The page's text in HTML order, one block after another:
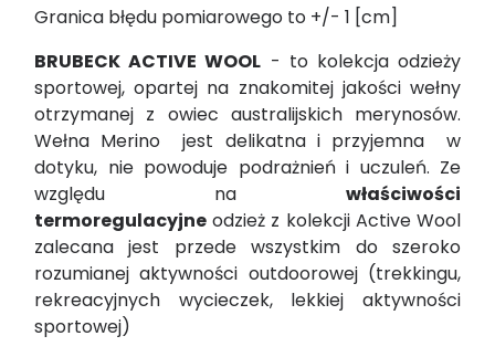
Granica błędu pomiarowego to +/- 1 [cm]
BRUBECK ACTIVE WOOL - to kolekcja odzieży
sportowej, opartej na znakomitej jakości wełny
otrzymanej z owiec australijskich merynosów.
Wełna Merino jest delikatna i przyjemna w
dotyku, nie powoduje podrażnień i uczuleń. Ze
względu na właściwości
termoregulacyjne odzież z kolekcji Active Wool
zalecana jest przede wszystkim do szeroko
rozumianejaktywności outdoorowej(trekkingu,
rekreacyjnych wycieczek, lekkiej aktywności
sportowej)